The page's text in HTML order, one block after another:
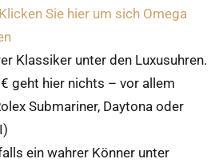
Klicken Sie hier um sich Omega
Klassiker unter den Luxusuhren.
geht hier nichts – vor allem
Submariner, Daytona oder
ein wahrer Könner unter